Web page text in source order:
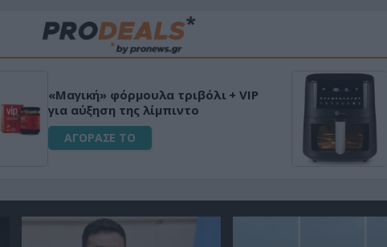
Μεταμόρφωσε τον κήπο σου με το
Ultra Box Μίνι Αλυσοπρίονο με
μπαταρία λιθίου
ΑΓΟΡΑΣΕ ΤΟ